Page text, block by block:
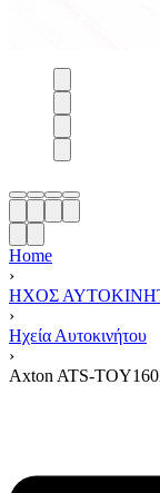
Home
›
ΗΧΟΣ
›
Ηχεία Αυτοκινήτου
›
Axton ATS-